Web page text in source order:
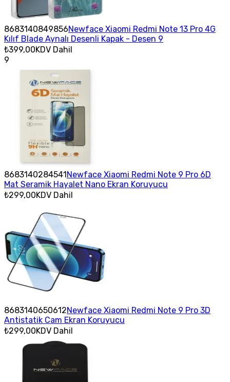
8683140849856Newface Xiaomi Redmi Note 13 Pro 4G
Kılıf Blade Aynalı Desenli Kapak - Desen 9
₺399,00KDV Dahil
9
8683140284541Newface Xiaomi Redmi Note 9 Pro 6D
Mat Seramik Hayalet Nano Ekran Koruyucu
₺299,00KDV Dahil
8683140650612Newface Xiaomi Redmi Note 9 Pro 3D
Antistatik Cam Ekran Koruyucu
₺299,00KDV Dahil